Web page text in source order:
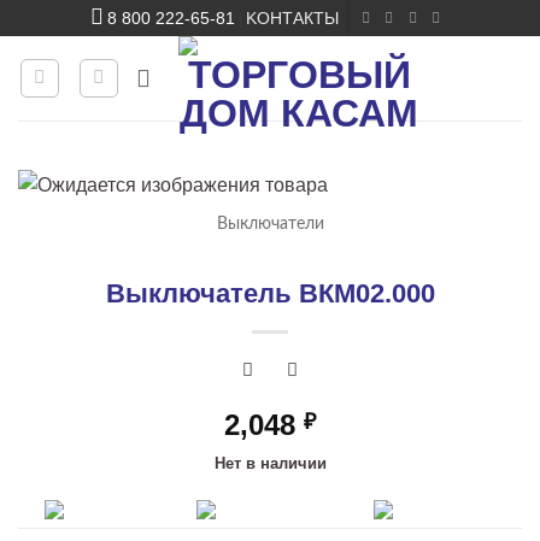
content
8 800 222-65-81 KОНТАКТЫ
Выключатели
Выключатель ВКМ02.000
2,048 ₽
Нет в наличии